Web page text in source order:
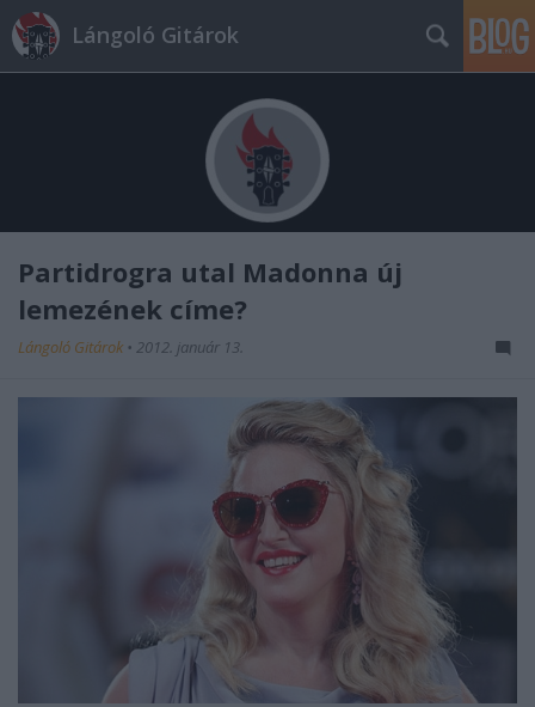
Lángoló Gitárok
Partidrogra utal Madonna új
lemezének címe?
Lángoló Gitárok • 2012. január 13.